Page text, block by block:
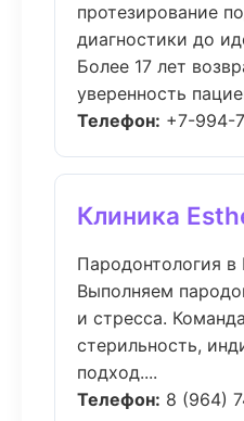
протезирование
диагностики до
Более 17 лет
уверенность
Телефон: +7-994-
Клиника
Пародонтология в
Выполняем
и стресса.
стерильность,
подход....
Телефон: 8 (964)